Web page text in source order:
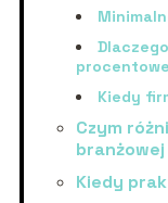
Kiedy
Czym
Kiedy